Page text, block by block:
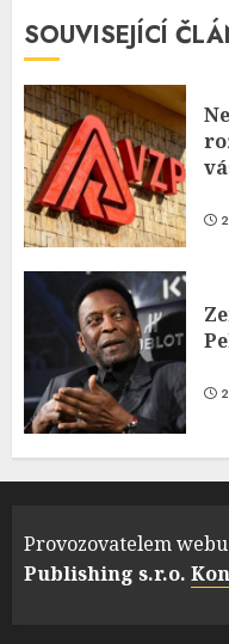
SOUVISEJÍCÍ
Provozovatelem
Publishing s.r.o.